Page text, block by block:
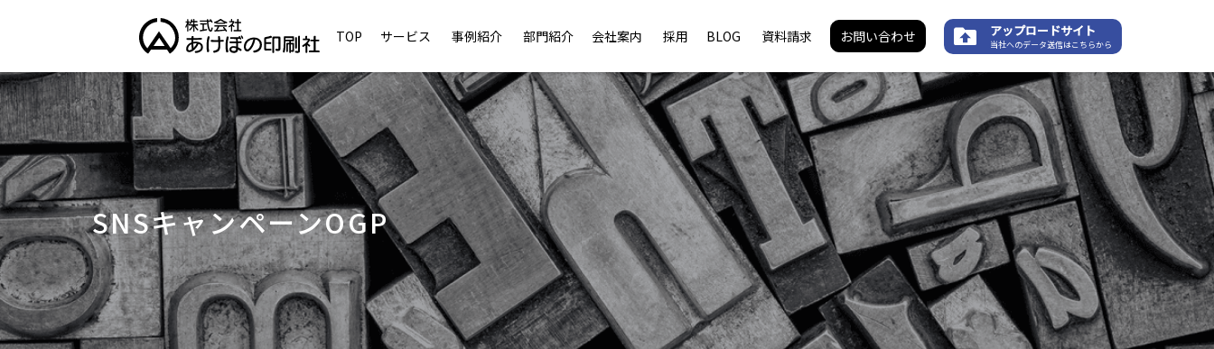
TOP サービス 事例紹介 部門紹介 会社案内 採用 BLOG 資料請求 お問い合わせ アップロードサイト
当社へのデータ送信はこちらから
SNSキャンペーンOGP